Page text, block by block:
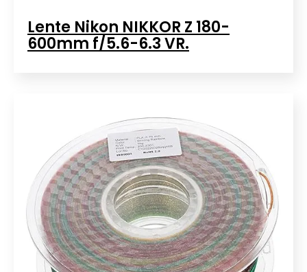
Lente Nikon NIKKOR Z 180-
600mm f/5.6-6.3 VR.